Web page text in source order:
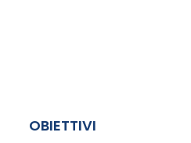
OBIETTIVI